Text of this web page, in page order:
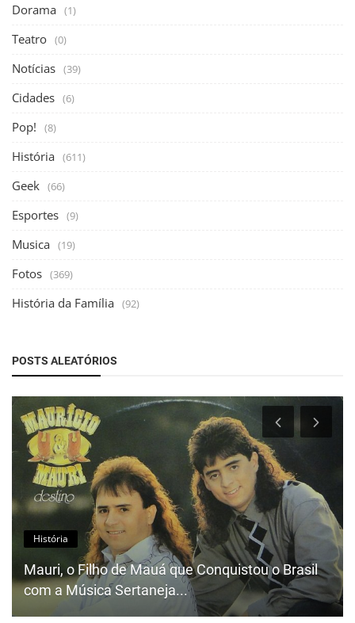
Dorama (1)
Teatro (0)
Notícias (39)
Cidades (6)
Pop! (8)
História (611)
Geek (66)
Esportes (9)
Musica (19)
Fotos (369)
História da Família (92)
POSTS ALEATÓRIOS
História
Mauri, o Filho de Mauá que Conquistou o Brasil
com a Música Sertaneja...